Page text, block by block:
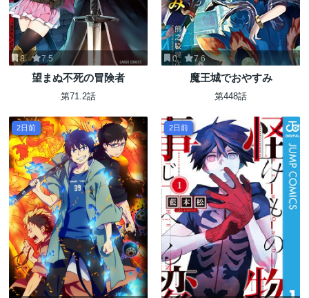
8 7.5
望まぬ不死の冒険者
第71.2話
0 7.6
魔王城でおやすみ
第448話
2日前 2日前